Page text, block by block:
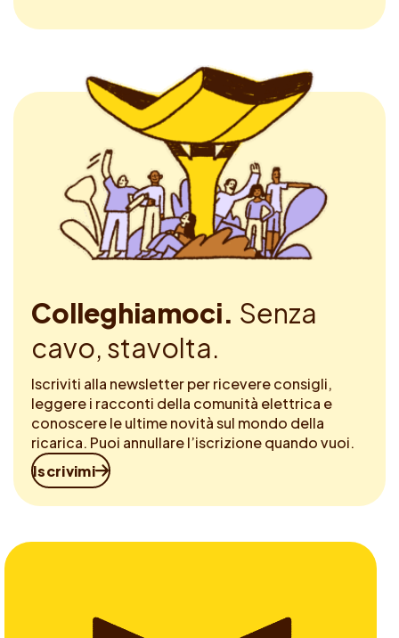
Colleghiamoci. Senza
cavo, stavolta.
Iscriviti alla newsletter per ricevere consigli,
leggere i racconti della comunità elettrica e
conoscere le ultime novità sul mondo della
ricarica. Puoi annullare l’iscrizione quando vuoi.
Iscrivimi